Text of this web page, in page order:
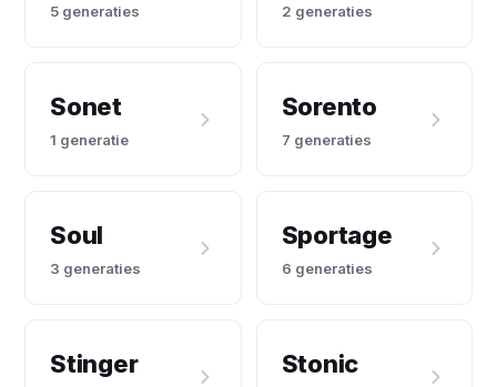
5 generaties 2 generaties
Sonet
1 generatie
Sorento
7 generaties
Soul
3 generaties
Sportage
6 generaties
Stinger Stonic